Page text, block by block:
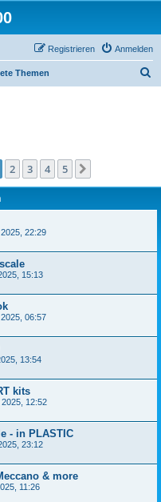
Anmelden
Registrieren
Themen
2 3 4 5
22:29
15:13
06:57
13:54
kits
12:52
- in PLASTIC
23:12
& more
11:26